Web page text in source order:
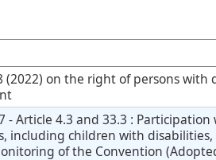
(2022) on the right of persons with
- Article 4.3 and 33.3 : Participation
including children with
of the Convention